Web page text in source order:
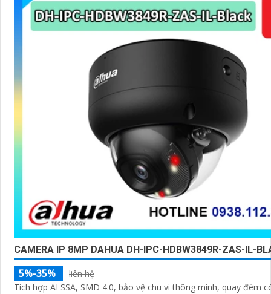
CAMERA IP 8MP DAHUA DH-IPC-HDBW3849R-ZAS-IL-
5%-35%
liên hệ
Tích hợp AI SSA, SMD 4.0, bảo vệ chu vi thông minh, quay đêm